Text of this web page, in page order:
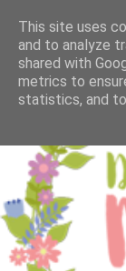
This site uses
and to analyze
shared with
metrics to
statistics, and